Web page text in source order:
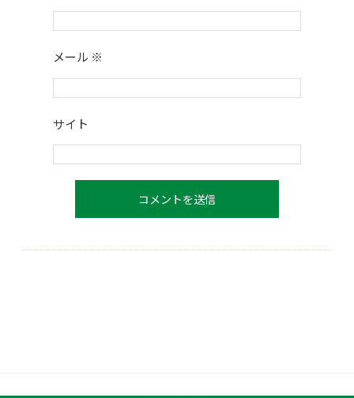
メール ※
サイト